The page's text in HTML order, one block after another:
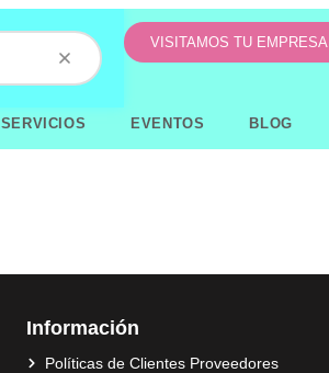
VISITAMOS TU EMPRESA
SERVICIOS EVENTOS BLOG
Información
Políticas de Clientes Proveedores